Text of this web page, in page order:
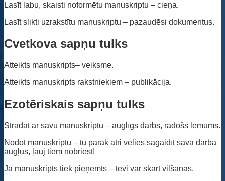
Lasīt labu, skaisti noformētu manuskriptu – cieņa.
Lasīt slikti uzrakstītu manuskriptu – pazaudēsi dokumentus.
Cvetkova sapņu tulks
Atteikts manuskripts– veiksme.
Atteikts manuskripts rakstniekiem – publikācija.
Ezotēriskais sapņu tulks
Strādāt ar savu manuskriptu – auglīgs darbs, radošs lēmums.
Nodot manuskriptu – tu pārāk ātri vēlies sagaidīt sava darba
augļus, ļauj tiem nobriest!
Ja manuskripts tiek pieņemts – tevi var skart vilšanās.